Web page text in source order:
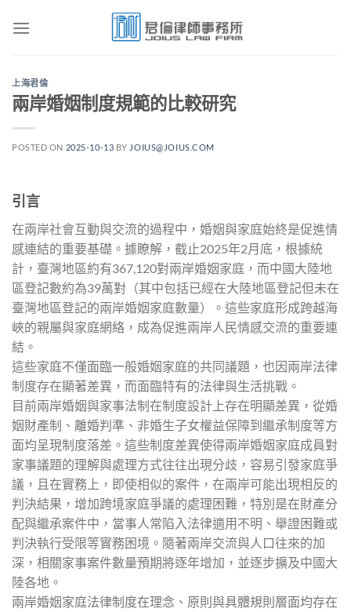
上海君倫
兩岸婚姻制度規範的比較研究
POSTED ON 2025-10-13 BY JOIUS@JOIUS.COM
引言
在兩岸社會互動與交流的過程中，婚姻與家庭始終是促進情
感連結的重要基礎。據瞭解，截止2025年2月底，根據統
計，臺灣地區約有367,120對兩岸婚姻家庭，而中國大陸地
區登記數約為39萬對（其中包括已經在大陸地區登記但未在
臺灣地區登記的兩岸婚姻家庭數量）。這些家庭形成跨越海
峽的親屬與家庭網絡，成為促進兩岸人民情感交流的重要連
結。
這些家庭不僅面臨一般婚姻家庭的共同議題，也因兩岸法律
制度存在顯著差異，而面臨特有的法律與生活挑戰。
目前兩岸婚姻與家事法制在制度設計上存在明顯差異，從婚
姻財產制、離婚判準、非婚生子女權益保障到繼承制度等方
面均呈現制度落差。這些制度差異使得兩岸婚姻家庭成員對
家事議題的理解與處理方式往往出現分歧，容易引發家庭爭
議，且在實務上，即使相似的案件，在兩岸可能出現相反的
判決結果，增加跨境家庭爭議的處理困難，特別是在財產分
配與繼承案件中，當事人常陷入法律適用不明、舉證困難或
判決執行受限等實務困境。隨著兩岸交流與人口往來的加
深，相關家事案件數量預期將逐年增加，並逐步擴及中國大
陸各地。
兩岸婚姻家庭法律制度在理念、原則與具體規則層面均存在